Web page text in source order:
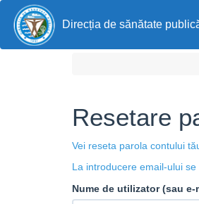
Direcția de sănătate
Resetare
Vei reseta parola contului
La introducere email-ului
Nume de utilizator (sau e-